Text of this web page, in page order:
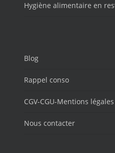
Hygiène alimentaire en
Blog
Rappel conso
CGV-CGU-Mentions légales
Nous contacter